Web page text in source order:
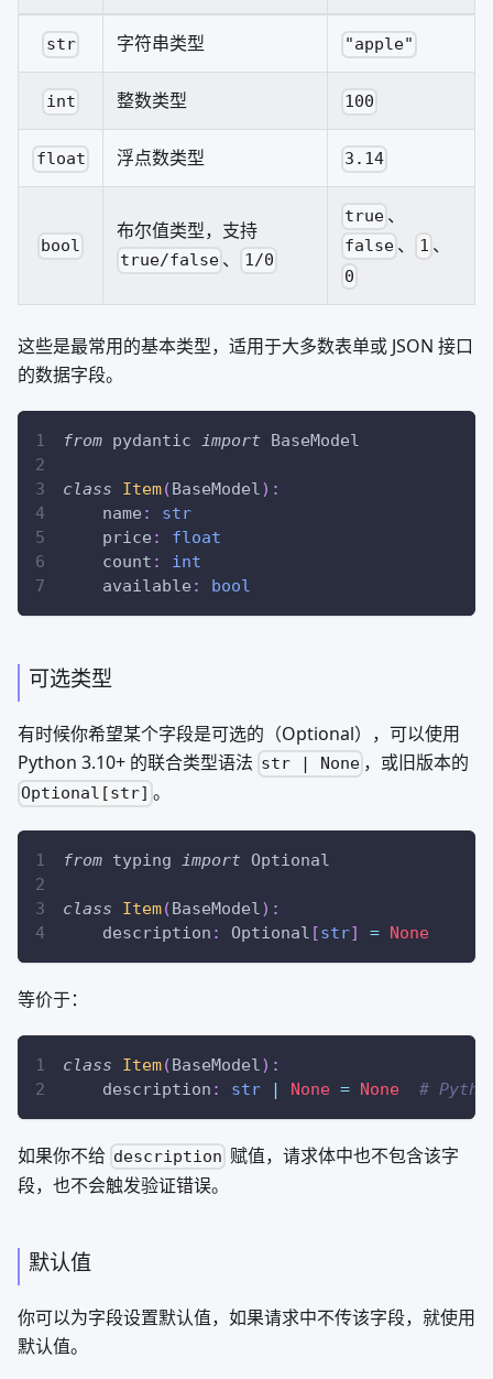
str 字符串类型 "apple"
int 整数类型 100
float 浮点数类型 3.14
bool
布尔值类型，支持
true/false 、 1/0
true 、
false 、 1 、
0
这些是最常用的基本类型，适用于大多数表单或 JSON 接口
的数据字段。
from pydantic import BaseModel
class Item(BaseModel) :
    name
:
str
    price
:
float
    count
:
int
    available
: bool
可选类型
有时候你希望某个字段是可选的（Optional），可以使用
Python 3.10+ 的联合类型语法 str | None ，或旧版本的
Optional[str] 。
from typing import Optional
class Item(BaseModel ) :
    description
: Optional [str] = None
等价于：
class Item(BaseModel ) :
    description
: str | None = None #
如果你不给 description 赋值，请求体中也不包含该字
段，也不会触发验证错误。
默认值
你可以为字段设置默认值，如果请求中不传该字段，就使用
默认值。